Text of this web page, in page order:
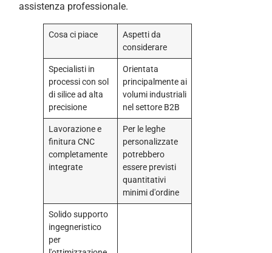
assistenza professionale.
Cosa ci piace
Aspetti da
considerare
Specialisti in
processi con sol
di silice ad alta
precisione
Orientata
principalmente ai
volumi industriali
nel settore B2B
Lavorazione e
finitura CNC
completamente
integrate
Per le leghe
personalizzate
potrebbero
essere previsti
quantitativi
minimi d'ordine
Solido supporto
ingegneristico
per